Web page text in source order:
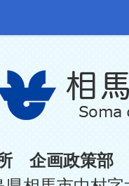
企画政策部